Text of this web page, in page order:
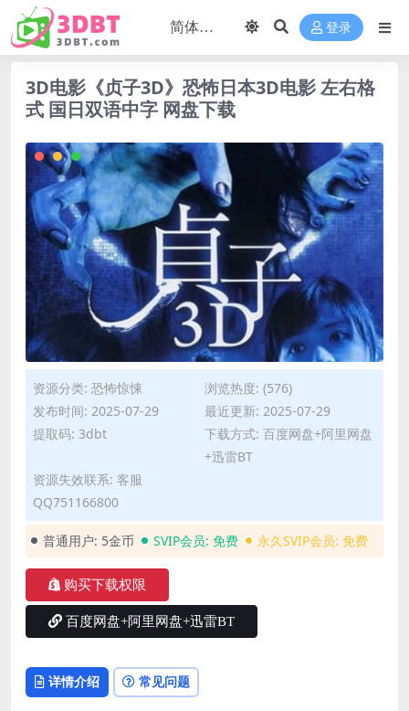
登录
3D电影《贞子3D》恐怖日本3D电影 左右格
式 国日双语中字 网盘下载
资源分类: 恐怖惊悚
浏览热度: (576)
发布时间: 2025-07-29
最近更新: 2025-07-29
提取码: 3dbt
下载方式: 百度网盘+阿里网盘
+迅雷BT
资源失效联系: 客服
QQ751166800
普通用户: 5金币 SVIP会员: 免费 永久SVIP会员: 免费
购买下载权限
百度网盘+阿里网盘+迅雷BT
详情介绍 常见问题